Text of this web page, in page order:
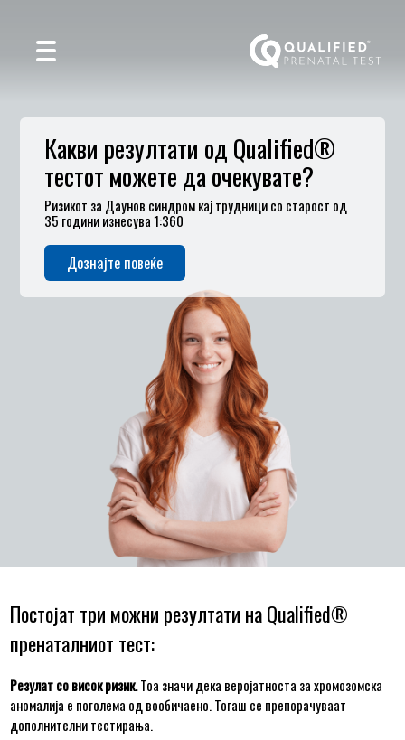
Какви резултати од Qualified®
тестот можете да очекувате?
Ризикот за Даунов синдром кај трудници со старост од
35 години изнесува 1:360
Дознајте повеќе
Постојат три можни резултати на Qualified®
пренаталниот тест:
Резулат со висок ризик.Тоа значи дека веројатноста за хромозомска
аномалија е поголема од вообичаено. Тогаш се препорачуваат
дополнителни тестирања.